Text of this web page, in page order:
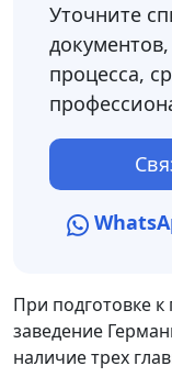
Уточните
процесса,
При подготовке
заведение
наличие трех